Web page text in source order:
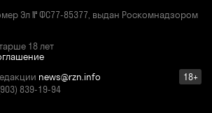
Эл № ФС77-85377, выдан Роскомнадзором
18 лет
news@rzn.info
18+
839-19-94